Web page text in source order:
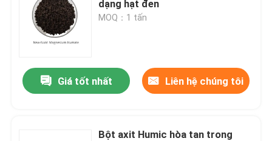
Bột chiết xuất tảo bẹ
dạng hạt đen
MOQ：1 tấn
Giá tốt nhất Liên hệ chúng tôi
Bột axit Humic hòa tan trong